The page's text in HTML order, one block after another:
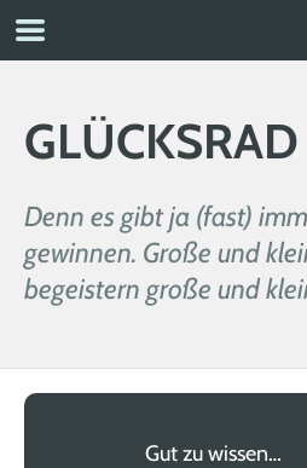
GLÜCKSRAD
Denn es gibt ja (fast)
gewinnen. Große und
begeistern große und
Gut zu wissen…